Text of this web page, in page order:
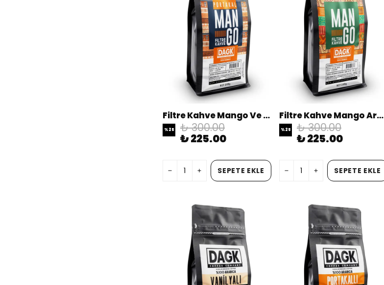
Filtre Kahve Mango Ve Portakal Aromalı 200gr
%25 ₺ 300.00
₺ 225.00
SEPETE EKLE
Filtre Kahve Mango Aromalı 200 gr
%25 ₺ 300.00
₺ 225.00
SEPETE EKLE